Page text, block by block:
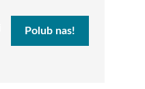
Polub nas!